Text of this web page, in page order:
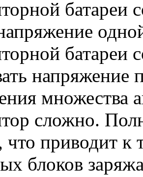
батареи
батареи
напряжение
множества
сложно.
что приводит к
блоков